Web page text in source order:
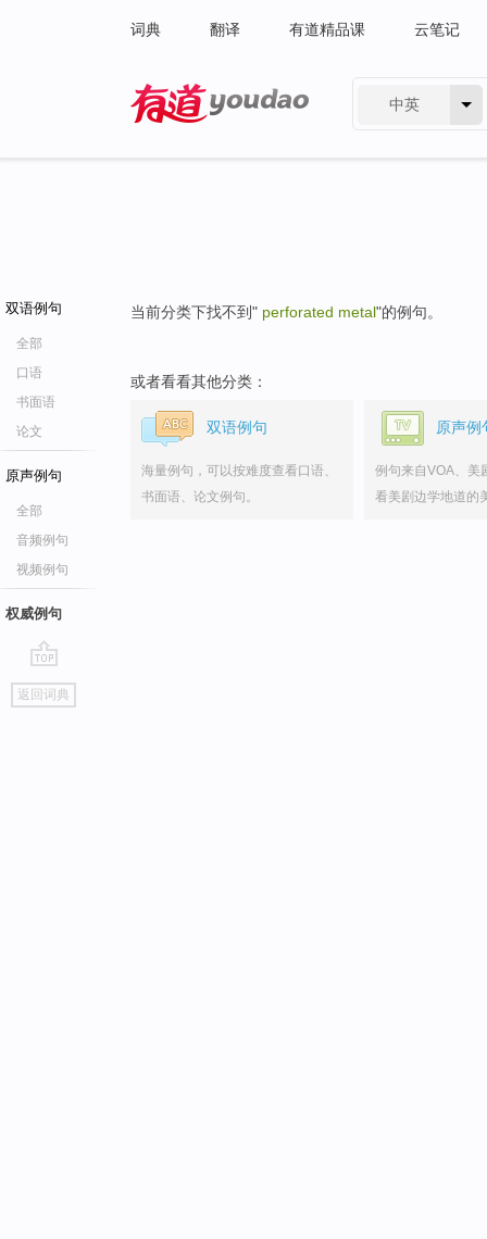
词典 翻译 有道精品课 云笔记
中英
双语例句
全部
口语
书面语
论文
原声例句
全部
音频例句
视频例句
权威例句
go
top
返回词典
当前分类下找不到" perforated metal"的例句。
或者看看其他分类：
双语例句
海量例句，可以按难度查看口语、
书面语、论文例句。
原声例
例句来自VOA、美
看美剧边学地道的